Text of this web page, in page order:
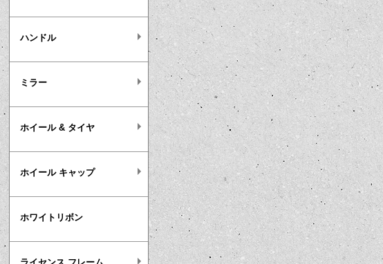
ハンドル
ミラー
ホイール & タイヤ
ホイール キャップ
ホワイトリボン